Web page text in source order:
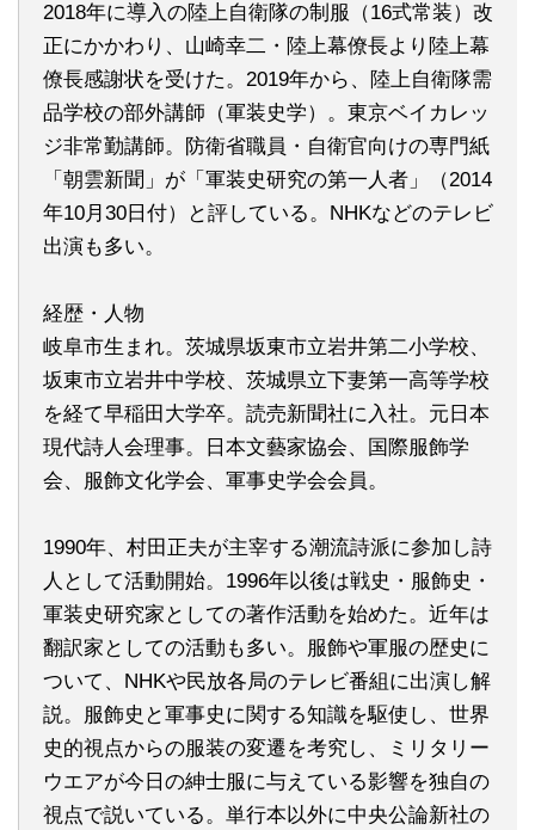
2018年に導入の陸上自衛隊の制服（16式常装）改
正にかかわり、山崎幸二・陸上幕僚長より陸上幕
僚長感謝状を受けた。2019年から、陸上自衛隊需
品学校の部外講師（軍装史学）。東京ベイカレッ
ジ非常勤講師。防衛省職員・自衛官向けの専門紙
「朝雲新聞」が「軍装史研究の第一人者」（2014
年10月30日付）と評している。NHKなどのテレビ
出演も多い。
経歴・人物
岐阜市生まれ。茨城県坂東市立岩井第二小学校、
坂東市立岩井中学校、茨城県立下妻第一高等学校
を経て早稲田大学卒。読売新聞社に入社。元日本
現代詩人会理事。日本文藝家協会、国際服飾学
会、服飾文化学会、軍事史学会会員。
1990年、村田正夫が主宰する潮流詩派に参加し詩
人として活動開始。1996年以後は戦史・服飾史・
軍装史研究家としての著作活動を始めた。近年は
翻訳家としての活動も多い。服飾や軍服の歴史に
ついて、NHKや民放各局のテレビ番組に出演し解
説。服飾史と軍事史に関する知識を駆使し、世界
史的視点からの服装の変遷を考究し、ミリタリー
ウエアが今日の紳士服に与えている影響を独自の
視点で説いている。単行本以外に中央公論新社の